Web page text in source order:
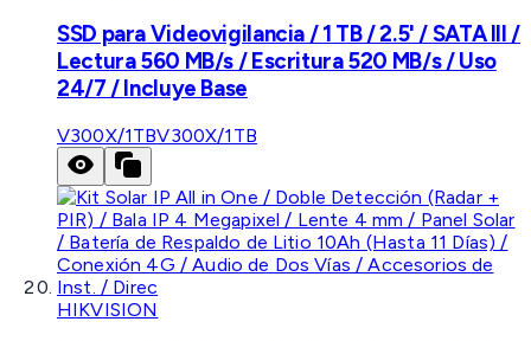
SSD para Videovigilancia / 1 TB / 2.5' / SATA III /
Lectura 560 MB/s / Escritura 520 MB/s / Uso
24/7 / Incluye Base
V300X/1TBV300X/1TB
HIKVISION